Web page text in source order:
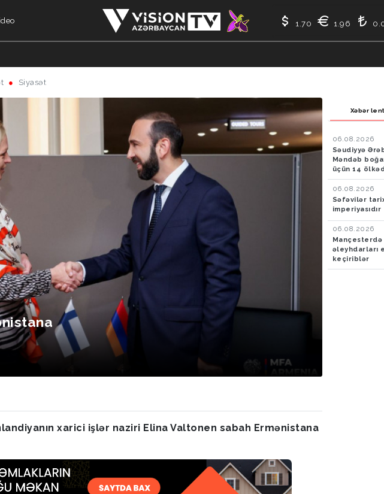
ANALİTİKA
1.70 1.96
Siyasət
xarici işlər naziri Elina Valtonen sabah Ermənistana
Xəbər
06.08.2026
Səudiyyə
Məndəb
üçün 14
müdafiə
06.08.2026
Səfəvilər
imperiyasıdır
06.08.2026
əleyhdarları
keçiriblər